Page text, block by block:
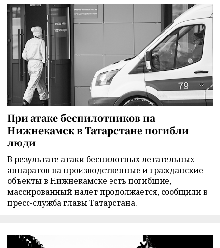
При атаке беспилотников на
Нижнекамск в Татарстане погибли
люди
В результате атаки беспилотных летательных
аппаратов на производственные и гражданские
объекты в Нижнекамске есть погибшие,
массированный налет продолжается, сообщили в
пресс-служба главы Татарстана.